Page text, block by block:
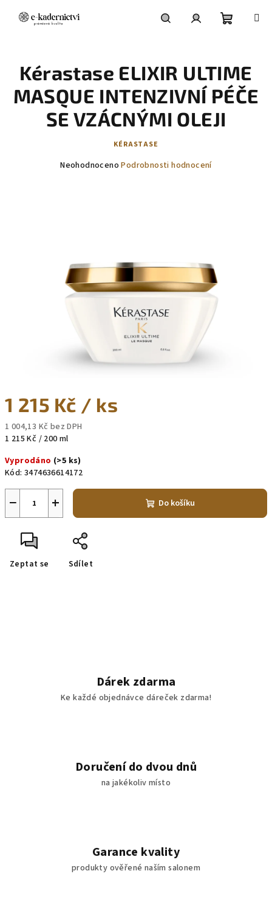
košík
1 215 Kč / ks
1 004,13 Kč bez DPH
Měrná
1 215 Kč / 200 ml
Vyprodáno (>5 ks)
Kód: 3474636614172
+
− Do košíku
Zeptat se Sdílet
Kérastase ELIXIR ULTIME
MASQUE INTENZIVNÍ PÉČE
SE VZÁCNÝMI OLEJI
KÉRASTASE
Průměrné
Neohodnoceno Podrobnosti hodnocení
Dárek zdarma
Ke každé objednávce dáreček zdarma!
Doručení do dvou dnů
na jakékoliv místo
Garance kvality
produkty ověřené naším salonem